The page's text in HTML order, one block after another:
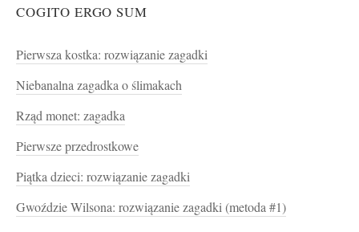
COGITO ERGO SUM
Pierwsza kostka: rozwiązanie zagadki
Niebanalna zagadka o ślimakach
Rząd monet: zagadka
Pierwsze przedrostkowe
Piątka dzieci: rozwiązanie zagadki
Gwoździe Wilsona: rozwiązanie zagadki (metoda #1)